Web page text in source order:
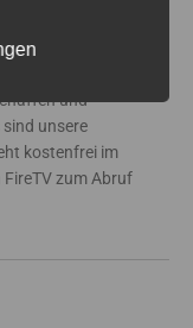
und
unsere
kostenfrei im
zum Abruf